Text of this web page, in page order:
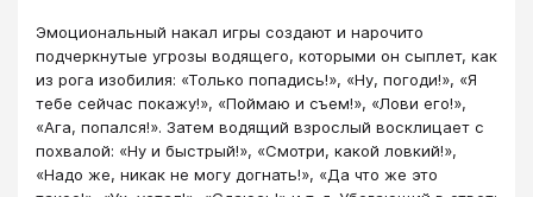
Эмоциональный накал игры создают и нарочито
подчеркнутые угрозы водящего, которыми он сыплет, как
из рога изобилия: «Только попадись!», «Ну, погоди!», «Я
тебе сейчас покажу!», «Поймаю и съем!», «Лови его!»,
«Ага, попался!». Затем водящий взрослый восклицает с
похвалой: «Ну и быстрый!», «Смотри, какой ловкий!»,
«Надо же, никак не могу догнать!», «Да что же это